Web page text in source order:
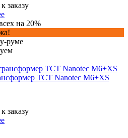
заказу
на 20%
руме
TCT Nanotec M6+XS
заказу